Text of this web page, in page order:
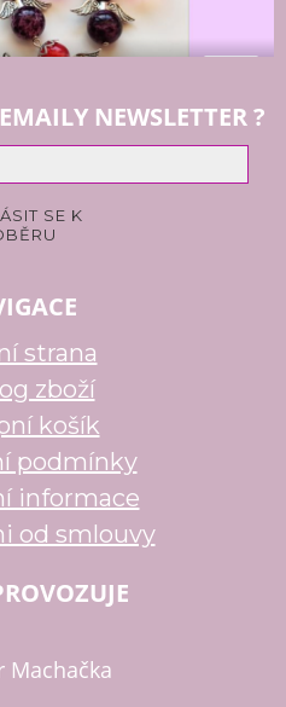
NEWSLETTER ?
strana
zboží
košík
podmínky
informace
od smlouvy
Machačka